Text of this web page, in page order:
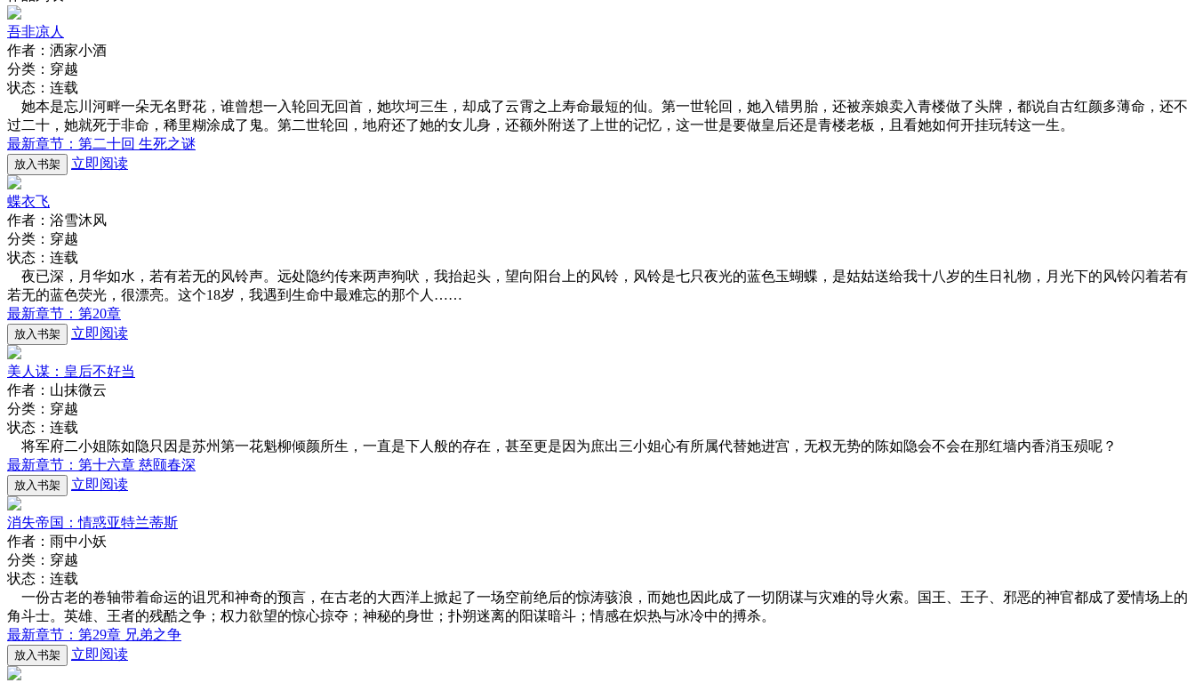
吾非凉人
作者：洒家小酒
分类：穿越
状态：连载
她本是忘川河畔一朵无名野花，谁曾想一入轮回无回首，她坎坷三生，却成了云霄之上寿命最短的仙。第一世轮回，她入错男胎，还被亲娘卖入青楼做了头牌，都说自古红颜多薄命，还不
过二十，她就死于非命，稀里糊涂成了鬼。第二世轮回，地府还了她的女儿身，还额外附送了上世的记忆，这一世是要做皇后还是青楼老板，且看她如何开挂玩转这一生。
最新章节：第二十回 生死之谜
放入书架 立即阅读
蝶衣飞
作者：浴雪沐风
分类：穿越
状态：连载
夜已深，月华如水，若有若无的风铃声。远处隐约传来两声狗吠，我抬起头，望向阳台上的风铃，风铃是七只夜光的蓝色玉蝴蝶，是姑姑送给我十八岁的生日礼物，月光下的风铃闪着若有
若无的蓝色荧光，很漂亮。这个18岁，我遇到生命中最难忘的那个人……
最新章节：第20章
放入书架 立即阅读
美人谋：皇后不好当
作者：山抹微云
分类：穿越
状态：连载
将军府二小姐陈如隐只因是苏州第一花魁柳倾颜所生，一直是下人般的存在，甚至更是因为庶出三小姐心有所属代替她进宫，无权无势的陈如隐会不会在那红墙内香消玉殒呢？
最新章节：第十六章 慈颐春深
放入书架 立即阅读
消失帝国：情惑亚特兰蒂斯
作者：雨中小妖
分类：穿越
状态：连载
一份古老的卷轴带着命运的诅咒和神奇的预言，在古老的大西洋上掀起了一场空前绝后的惊涛骇浪，而她也因此成了一切阴谋与灾难的导火索。国王、王子、邪恶的神官都成了爱情场上的
角斗士。英雄、王者的残酷之争；权力欲望的惊心掠夺；神秘的身世；扑朔迷离的阳谋暗斗；情感在炽热与冰冷中的搏杀。
最新章节：第29章 兄弟之争
放入书架 立即阅读